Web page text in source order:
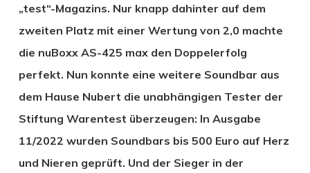
„test“-Magazins. Nur knapp dahinter auf dem
zweiten Platz mit einer Wertung von 2,0 machte
die nuBoxx AS-425 max den Doppelerfolg
perfekt. Nun konnte eine weitere Soundbar aus
dem Hause Nubert die unabhängigen Tester der
Stiftung Warentest überzeugen: In Ausgabe
11/2022 wurden Soundbars bis 500 Euro auf Herz
und Nieren geprüft. Und der Sieger in der